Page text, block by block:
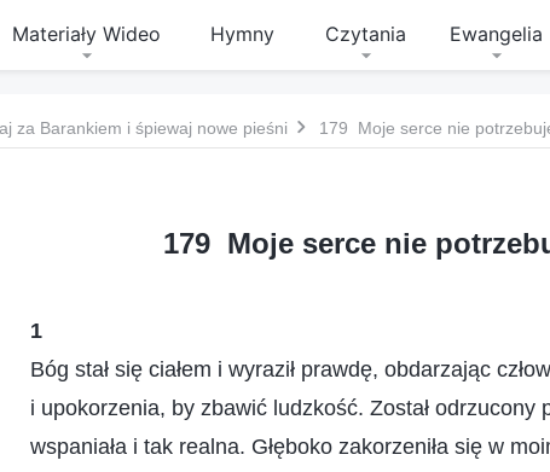
Materiały Wideo Hymny Czytania Ewangelia
za Barankiem i śpiewaj nowe pieśni 179 Moje serce nie
179 Moje serce nie
1
Bóg stał się ciałem i wyraził prawdę, obdarzając
i upokorzenia, by zbawić ludzkość. Został odrzucony
wspaniała i tak realna. Głęboko zakorzeniła się w